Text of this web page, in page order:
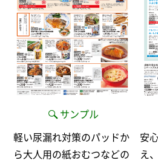
サンプル
軽い尿漏れ対策のパッドか
ら大人用の紙おむつなどの
安
え